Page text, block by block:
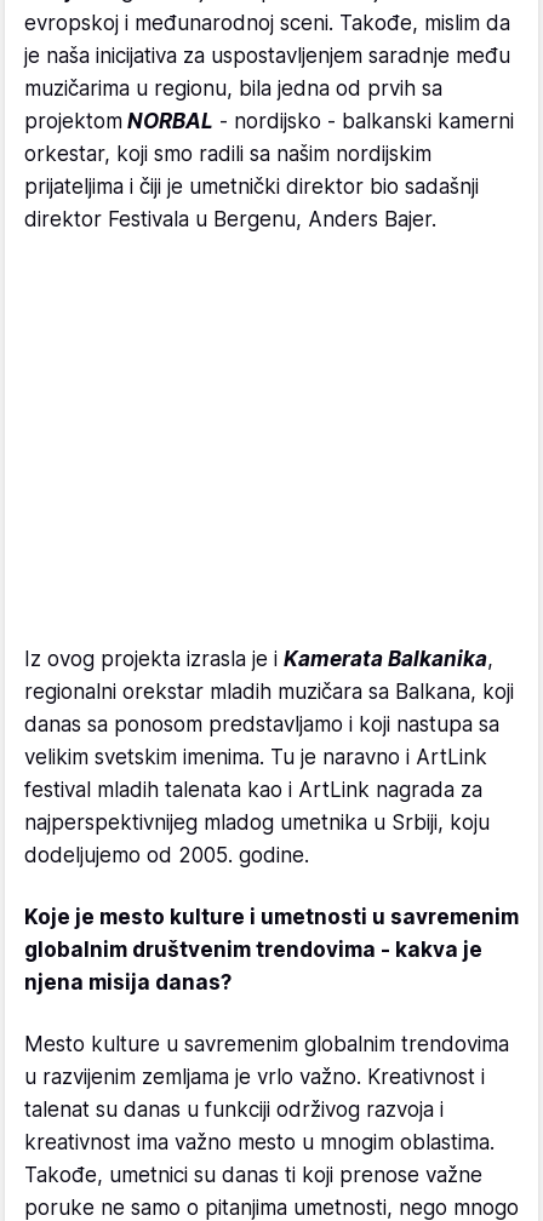
evropskoj i međunarodnoj sceni. Takođe, mislim da
je naša inicijativa za uspostavljenjem saradnje među
muzičarima u regionu, bila jedna od prvih sa
projektom NORBAL - nordijsko - balkanski kamerni
orkestar, koji smo radili sa našim nordijskim
prijateljima i čiji je umetnički direktor bio sadašnji
direktor Festivala u Bergenu, Anders Bajer.
Iz ovog projekta izrasla je i Kamerata Balkanika,
regionalni orekstar mladih muzičara sa Balkana, koji
danas sa ponosom predstavljamo i koji nastupa sa
velikim svetskim imenima. Tu je naravno i ArtLink
festival mladih talenata kao i ArtLink nagrada za
najperspektivnijeg mladog umetnika u Srbiji, koju
dodeljujemo od 2005. godine.
Koje je mesto kulture i umetnosti u savremenim
globalnim društvenim trendovima - kakva je
njena misija danas?
Mesto kulture u savremenim globalnim trendovima
u razvijenim zemljama je vrlo važno. Kreativnost i
talenat su danas u funkciji održivog razvoja i
kreativnost ima važno mesto u mnogim oblastima.
Takođe, umetnici su danas ti koji prenose važne
poruke ne samo o pitanjima umetnosti, nego mnogo